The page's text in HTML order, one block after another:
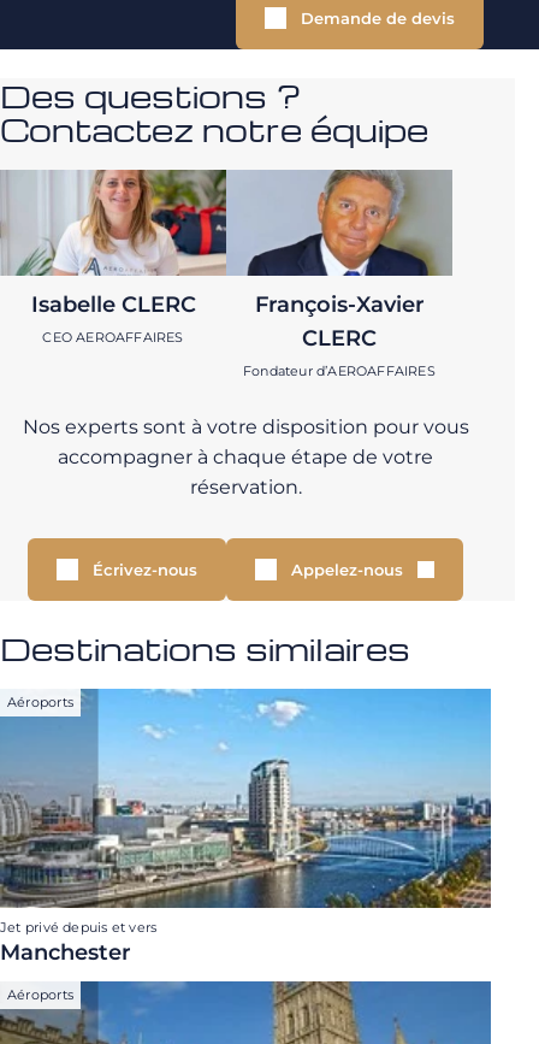
Demande de devis
Des questions ?
Contactez notre équipe
Isabelle CLERC
CEO AEROAFFAIRES
François-Xavier
CLERC
Fondateur d’AEROAFFAIRES
Nos experts sont à votre disposition pour vous
accompagner à chaque étape de votre
réservation.
Écrivez-nous Appelez-nous
Destinations similaires
Aéroports
Jet privé depuis et vers
Manchester
Aéroports